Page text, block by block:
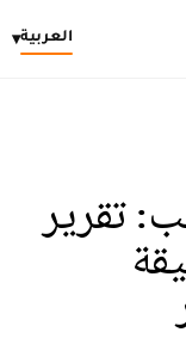
العربية▾
تقرير